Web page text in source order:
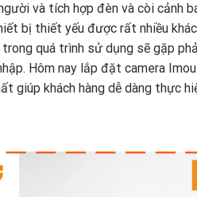
và tích hợp đèn và còi cảnh
bị thiết yếu được rất nhiều
quá trình sử dụng sẽ gặp
Hôm nay lắp đặt camera
giúp khách hàng dễ dàng thực